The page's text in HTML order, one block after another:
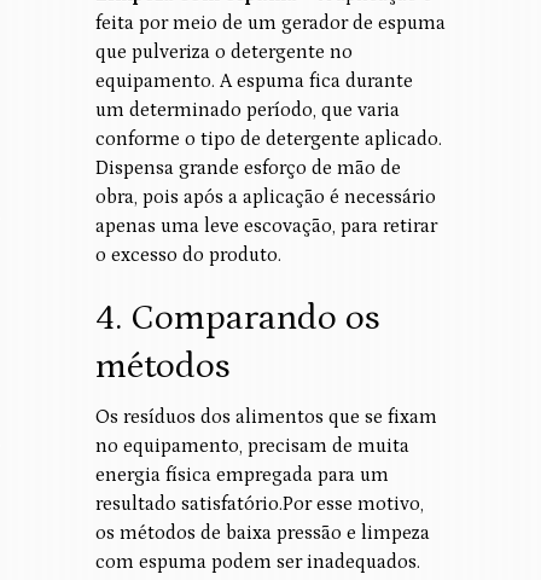
feita por meio de um gerador de espuma
que pulveriza o detergente no
equipamento. A espuma fica durante
um determinado período, que varia
conforme o tipo de detergente aplicado.
Dispensa grande esforço de mão de
obra, pois após a aplicação é necessário
apenas uma leve escovação, para retirar
o excesso do produto.
4. Comparando os
métodos
Os resíduos dos alimentos que se fixam
no equipamento, precisam de muita
energia física empregada para um
resultado satisfatório.Por esse motivo,
os métodos de baixa pressão e limpeza
com espuma podem ser inadequados.